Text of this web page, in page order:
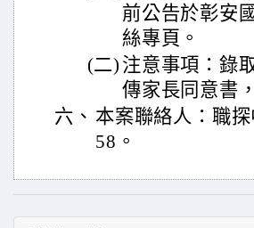
前公告於彰安
絲專頁。
(二) 注意事項：錄
傳家長同意書
六、 本案聯絡人：職
58。